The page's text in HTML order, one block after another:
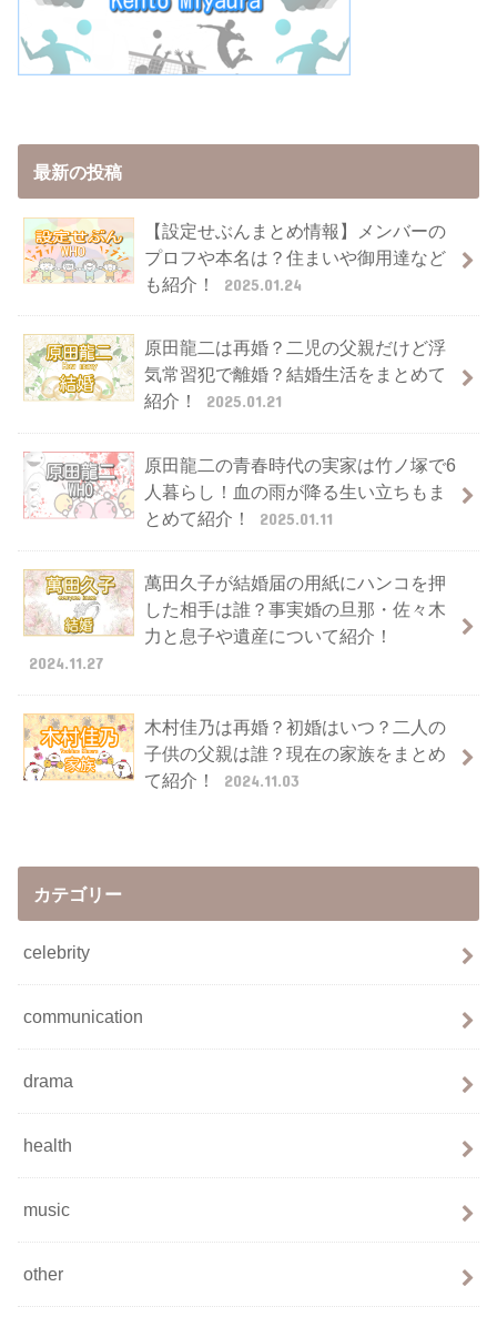
最新の投稿
【設定せぶんまとめ情報】メンバーの
プロフや本名は？住まいや御用達など
も紹介！
2025.01.24
原田龍二は再婚？二児の父親だけど浮
気常習犯で離婚？結婚生活をまとめて
紹介！
2025.01.21
原田龍二の青春時代の実家は竹ノ塚で6
人暮らし！血の雨が降る生い立ちもま
とめて紹介！
2025.01.11
萬田久子が結婚届の用紙にハンコを押
した相手は誰？事実婚の旦那・佐々木
力と息子や遺産について紹介！
2024.11.27
木村佳乃は再婚？初婚はいつ？二人の
子供の父親は誰？現在の家族をまとめ
て紹介！
2024.11.03
カテゴリー
celebrity
communication
drama
health
music
other